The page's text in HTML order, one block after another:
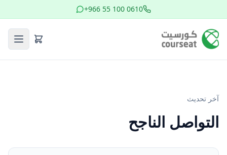
+966 55 100 0610
آخر تحديث
التواصل الناجح